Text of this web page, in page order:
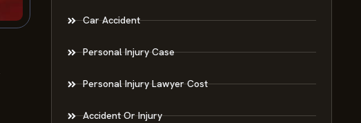
Car Accident
Personal Injury Case
Personal Injury Lawyer Cost
Accident Or Injury